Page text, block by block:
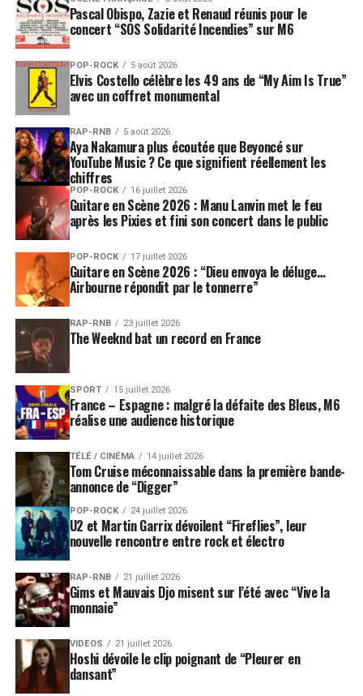
Pascal Obispo, Zazie et Renaud réunis pour le
concert “SOS Solidarité Incendies” sur M6
POP-ROCK 5 août 2026
Elvis Costello célèbre les 49 ans de “My Aim Is True”
avec un coffret monumental
RAP-RNB 5 août 2026
Aya Nakamura plus écoutée que Beyoncé sur
YouTube Music ? Ce que signifient réellement les
chiffres
POP-ROCK 16 juillet 2026
Guitare en Scène 2026 : Manu Lanvin met le feu
après les Pixies et fini son concert dans le public
POP-ROCK 17 juillet 2026
Guitare en Scène 2026 : “Dieu envoya le déluge…
Airbourne répondit par le tonnerre”
RAP-RNB 23 juillet 2026
The Weeknd bat un record en France
SPORT 15 juillet 2026
France – Espagne : malgré la défaite des Bleus, M6
réalise une audience historique
TÉLÉ / CINÉMA 14 juillet 2026
Tom Cruise méconnaissable dans la première bande-
annonce de “Digger”
POP-ROCK 24 juillet 2026
U2 et Martin Garrix dévoilent “Fireflies”, leur
nouvelle rencontre entre rock et électro
RAP-RNB 21 juillet 2026
Gims et Mauvais Djo misent sur l’été avec “Vive la
monnaie”
VIDEOS 21 juillet 2026
Hoshi dévoile le clip poignant de “Pleurer en
dansant”